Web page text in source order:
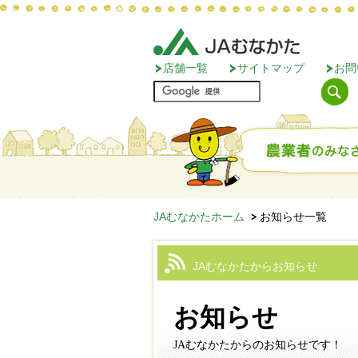
店舗一覧 サイトマップ お
JAむなかたホーム お知らせ一覧
JAむなかたからお知らせ
お知らせ
JAむなかたからのお知らせです！